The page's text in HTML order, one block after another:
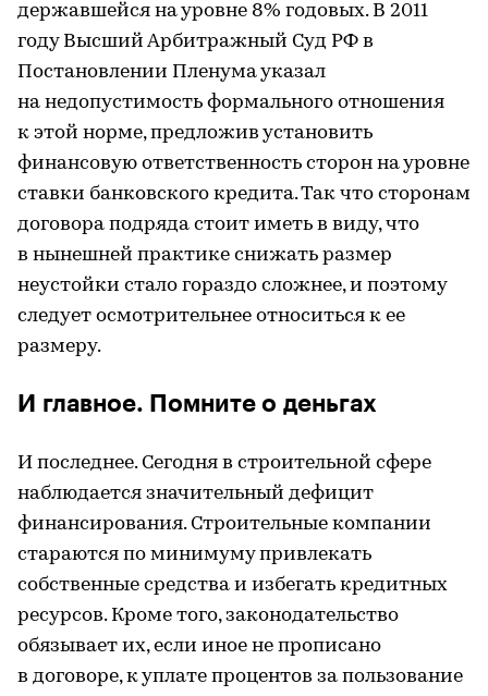
державшейся на уровне 8% годовых. В 2011
году Высший Арбитражный Суд РФ в
Постановлении Пленума указал
на недопустимость формального отношения
к этой норме, предложив установить
финансовую ответственность сторон на уровне
ставки банковского кредита. Так что сторонам
договора подряда стоит иметь в виду, что
в нынешней практике снижать размер
неустойки стало гораздо сложнее, и поэтому
следует осмотрительнее относиться к ее
размеру.
И главное. Помните о деньгах
И последнее. Сегодня в строительной сфере
наблюдается значительный дефицит
финансирования. Строительные компании
стараются по минимуму привлекать
собственные средства и избегать кредитных
ресурсов. Кроме того, законодательство
обязывает их, если иное не прописано
в договоре, к уплате процентов за пользование